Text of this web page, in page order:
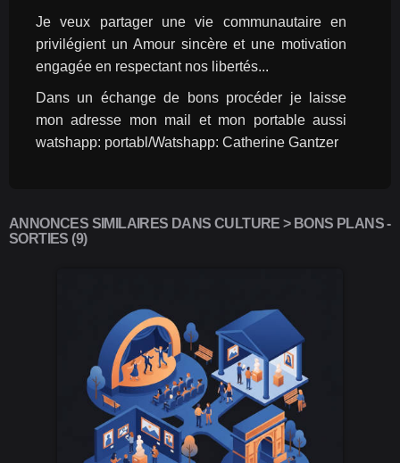
Je veux partager une vie communautaire en
privilégient un Amour sincère et une motivation
engagée en respectant nos libertés...
Dans un échange de bons procéder je laisse
mon adresse mon mail et mon portable aussi
watshapp: portabl/Watshapp: Catherine Gantzer
ANNONCES SIMILAIRES DANS CULTURE > BONS PLANS -
SORTIES (9)